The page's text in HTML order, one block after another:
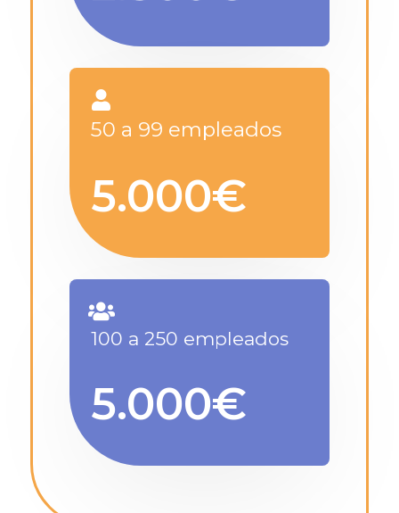
50 a 99 empleados
5.000€
100 a 250 empleados
5.000€